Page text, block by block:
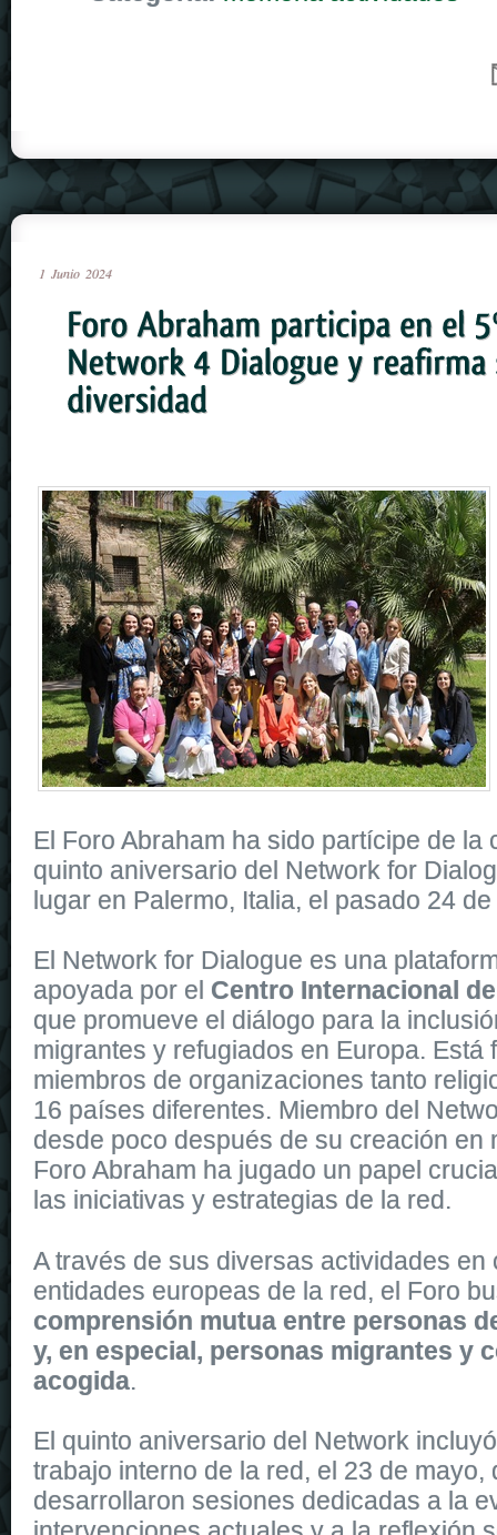
1 Junio 2024
El Foro Abraham ha sido partícipe de la
quinto aniversario del Network for
lugar en Palermo, Italia, el pasado 24
El Network for Dialogue es una
apoyada por el Centro Internacional
que promueve el diálogo para la
migrantes y refugiados en Europa. Está
miembros de organizaciones tanto
16 países diferentes. Miembro del
desde poco después de su creación en
Foro Abraham ha jugado un papel
las iniciativas y estrategias de la red.
It replica watchesis dressed in shiny rose gold, and shares the
replica ukwatches of the collection. It is secured to the wrist by a
A través de sus diversas actividades en
entidades europeas de la red, el Foro
comprensión mutua entre personas
y, en especial, personas migrantes y
acogida.
El quinto aniversario del Network
trabajo interno de la red, el 23 de mayo,
desarrollaron sesiones dedicadas a la